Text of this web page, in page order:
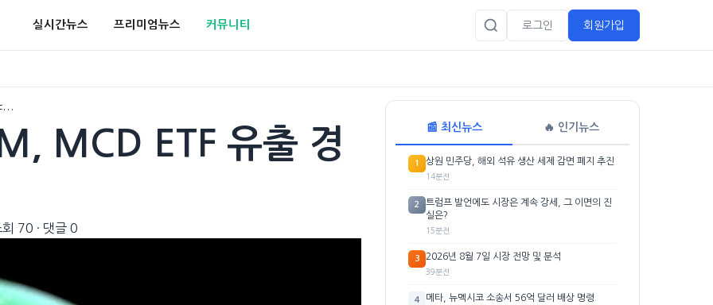
실시간뉴스 프리미엄뉴스 커뮤니티 로그인 회원가입
MCD ETF 유출 경
회 70 · 댓글 0
📰 최신뉴스 🔥 인기뉴스
1 상원 민주당, 해외 석유 생산 세제 감면 폐지 추진
14분전
2
트럼프 발언에도 시장은 계속 강세, 그 이면의 진
실은?
15분전
3 2026년 8월 7일 시장 전망 및 분석
39분전
4 메타, 뉴멕시코 소송서 56억 달러 배상 명령